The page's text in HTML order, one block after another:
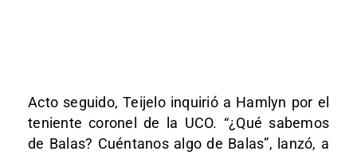
Acto seguido, Teijelo inquirió a Hamlyn por el
teniente coronel de la UCO. “¿Qué sabemos
de Balas? Cuéntanos algo de Balas”, lanzó, a